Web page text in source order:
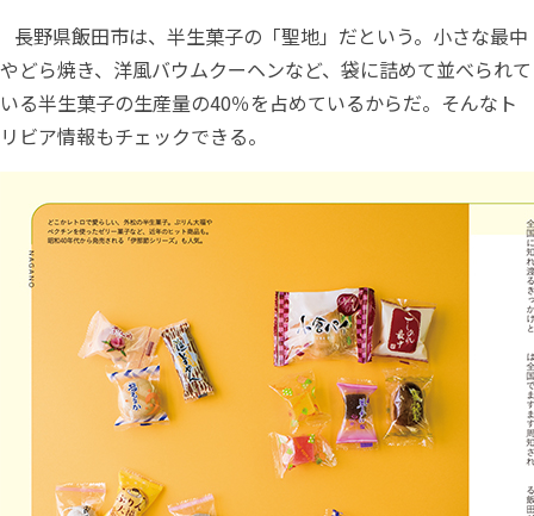
長野県飯田市は、半生菓子の「聖地」だという。小さな最中
やどら焼き、洋風バウムクーヘンなど、袋に詰めて並べられて
いる半生菓子の生産量の40％を占めているからだ。そんなト
リビア情報もチェックできる。